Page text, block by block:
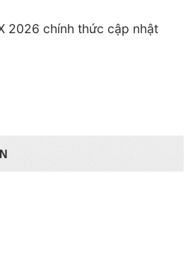
2026 chính thức cập nhật